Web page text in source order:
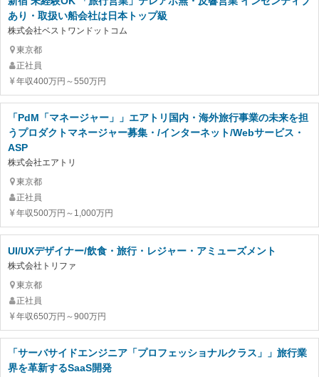
あり・取扱い船会社は日本トップ級
株式会社ベストワンドットコム
東京都
正社員
年収400万円～550万円
「PdM「マネージャー」」エアトリ国内・海外旅行事業の未来を担
うプロダクトマネージャー募集・/インターネット/Webサービス・
ASP
株式会社エアトリ
東京都
正社員
年収500万円～1,000万円
UI/UXデザイナー/飲食・旅行・レジャー・アミューズメント
株式会社トリファ
東京都
正社員
年収650万円～900万円
「サーバサイドエンジニア「プロフェッショナルクラス」」旅行業
界を革新するSaaS開発